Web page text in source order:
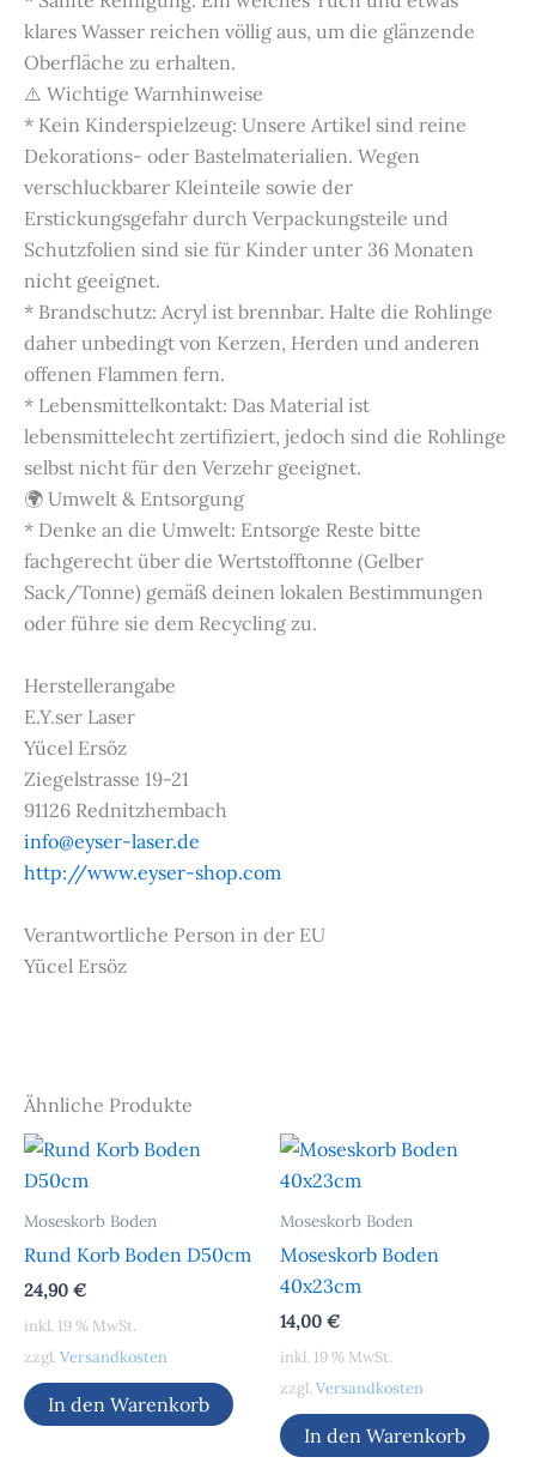
klares Wasser reichen völlig aus, um die glänzende
Oberfläche zu erhalten.
⚠️ Wichtige Warnhinweise
* Kein Kinderspielzeug: Unsere Artikel sind reine
Dekorations- oder Bastelmaterialien. Wegen
verschluckbarer Kleinteile sowie der
Erstickungsgefahr durch Verpackungsteile und
Schutzfolien sind sie für Kinder unter 36 Monaten
nicht geeignet.
* Brandschutz: Acryl ist brennbar. Halte die Rohlinge
daher unbedingt von Kerzen, Herden und anderen
offenen Flammen fern.
* Lebensmittelkontakt: Das Material ist
lebensmittelecht zertifiziert, jedoch sind die Rohlinge
selbst nicht für den Verzehr geeignet.
🌍 Umwelt & Entsorgung
* Denke an die Umwelt: Entsorge Reste bitte
fachgerecht über die Wertstofftonne (Gelber
Sack/Tonne) gemäß deinen lokalen Bestimmungen
oder führe sie dem Recycling zu.
Herstellerangabe
E.Y.ser Laser
Yücel Ersöz
Ziegelstrasse 19-21
91126 Rednitzhembach
info@eyser-laser.de
http://www.eyser-shop.com
Verantwortliche Person in der EU
Yücel Ersöz
Ähnliche Produkte
Moseskorb Boden
Rund Korb Boden D50cm
24,90 €
inkl. 19 % MwSt.
zzgl. Versandkosten
In den Warenkorb
Moseskorb Boden
Moseskorb Boden
40x23cm
14,00 €
inkl. 19 % MwSt.
zzgl. Versandkosten
In den Warenkorb